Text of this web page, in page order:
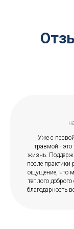
Уже с
травмой -
жизнь.
после
ощущение, что
теплого
благодарность